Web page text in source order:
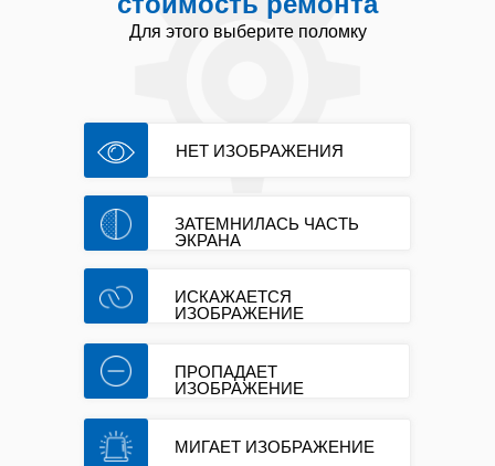
НЕТ ИЗОБРАЖЕНИЯ
ИСКАЖАЕТСЯ
ИЗОБРАЖЕНИЕ
ЗАТЕМНИЛАСЬ ЧАСТЬ
ЭКРАНА
МИГАЕТ ИЗОБРАЖЕНИЕ
ПРОПАДАЕТ
ИЗОБРАЖЕНИЕ
Для этого выберите поломку